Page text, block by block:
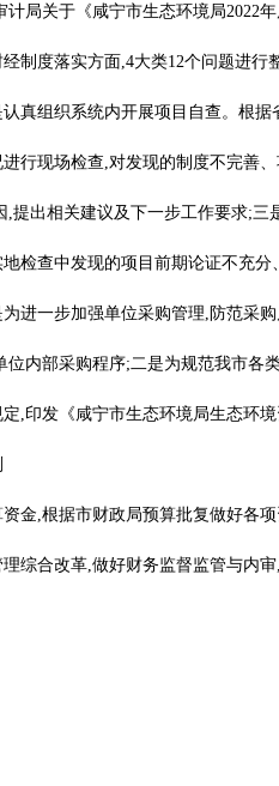
局关于《咸宁市生态环境局2022
制度落实方面,4大类12个问题进行
真组织系统内开展项目自查。根
行现场检查,对发现的制度不完善
,提出相关建议及下一步工作要求;
检查中发现的项目前期论证不充
进一步加强单位采购管理,防范采
位内部采购程序;二是为规范我市各
,印发《咸宁市生态环境局生态环
金,根据市财政局预算批复做好各
综合改革,做好财务监督监管与内